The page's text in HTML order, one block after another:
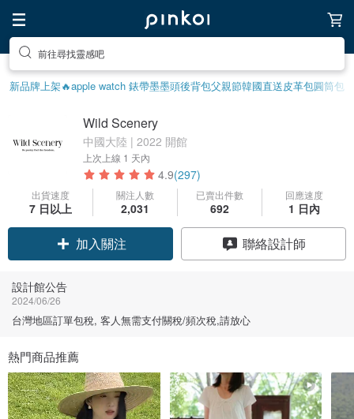
送自己一個特別的禮物
新品牌上架🔥apple watch 錶帶墨墨頭後背包父親節韓國直送皮革包圓筒包
Wild Scenery
中國大陸 | 2022 開館
上次上線 1 天內
4.9(297)
出貨速度
7 日以上
關注人數
2,031
已賣出件數
692
回應速度
1 日內
加入關注 聯絡設計師
設計館公告
2024/06/26
台灣地區訂單包稅, 客人無需支付關稅/頻次稅,請放心
熱門商品推薦